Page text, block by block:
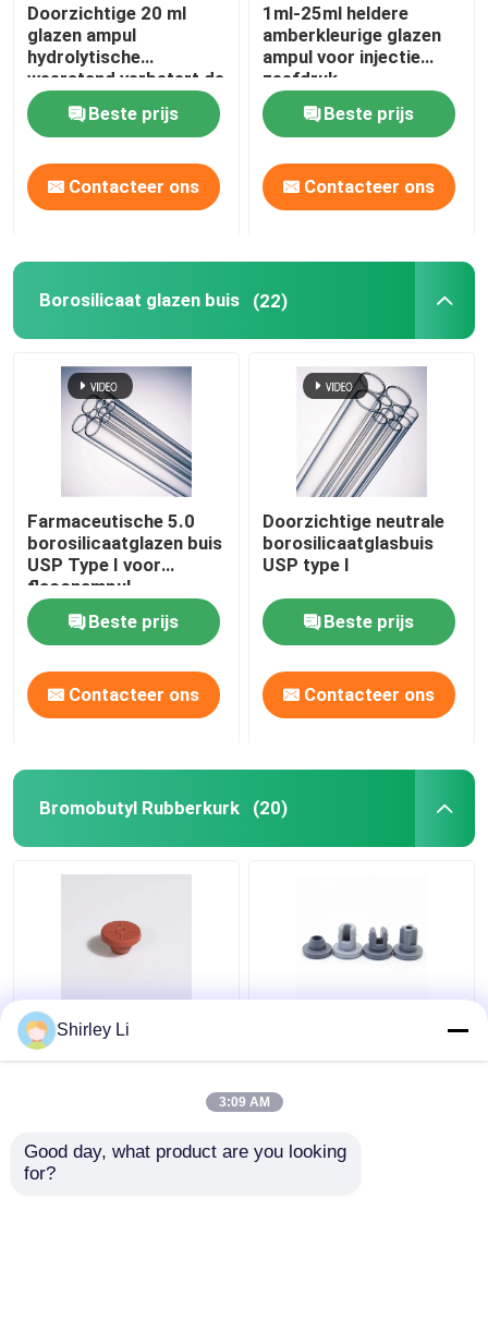
Doorzichtige 20 ml
glazen ampul
hydrolytische
weerstand verbetert de
medicijnstabiliteit
ampul flaconBeste prijs
Contacteer ons
1ml-25ml heldere
amberkleurige glazen
ampul voor injectie
zeefdruk
Beste prijs
Contacteer ons
Borosilicaat glazen buis (22)
Farmaceutische 5.0
borosilicaatglazen buis
USP Type I voor
flaconampul
Beste prijs
Contacteer ons
Doorzichtige neutrale
borosilicaatglasbuis
USP type I
Beste prijs
Contacteer ons
Bromobutyl Rubberkurk (20)
20 mm grijze
broombutylrubberen
Farmaceutische 20 mm
Shirley Li
3:09 AM
Good day, what product are you looking
for?